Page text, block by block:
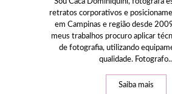
retratos corporativos e
em Campinas e região desde
meus trabalhos procuro aplicar
de fotografia, utilizando
qualidade.
Saiba mais